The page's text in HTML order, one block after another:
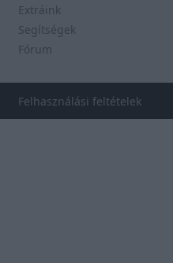
Extráink
Segítségek
Fórum
Felhasználási feltételek